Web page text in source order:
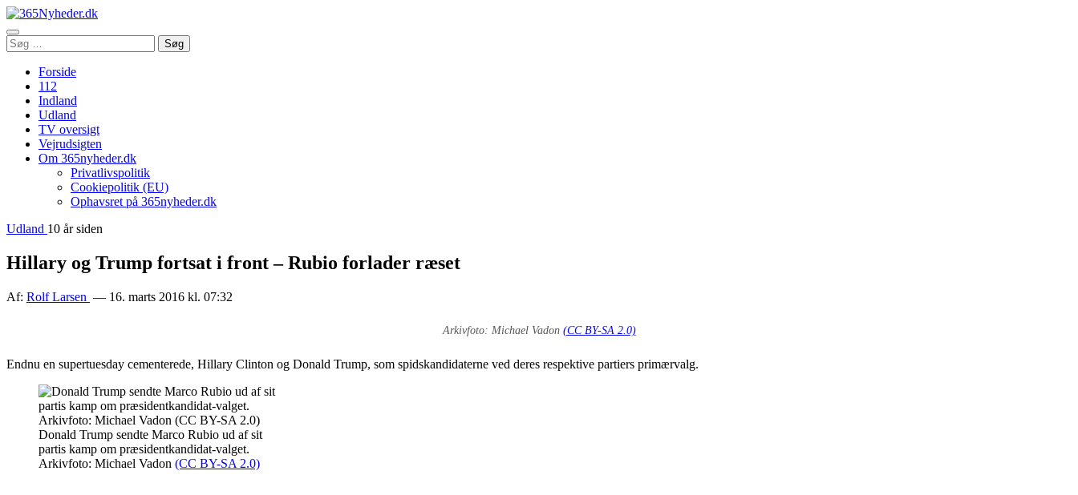
Åbn
menu
Søg
efter:
Søg
Forside
112
Indland
Udland
TV oversigt
Vejrudsigten
Om 365nyheder.dk
Privatlivspolitik
Cookiepolitik (EU)
Ophavsret på 365nyheder.dk
Udland 10 år siden
Hillary og Trump fortsat i front – Rubio forlader ræset
Af: Rolf Larsen — 16. marts 2016 kl. 07:32
Arkivfoto: Michael Vadon (CC BY-SA 2.0)
Endnu en supertuesday cementerede, Hillary Clinton og Donald Trump, som spidskandidaterne ved deres respektive partiers primærvalg.
Donald Trump sendte Marco Rubio ud af sit
partis kamp om præsidentkandidat-valget.
Arkivfoto: Michael Vadon (CC BY-SA 2.0)